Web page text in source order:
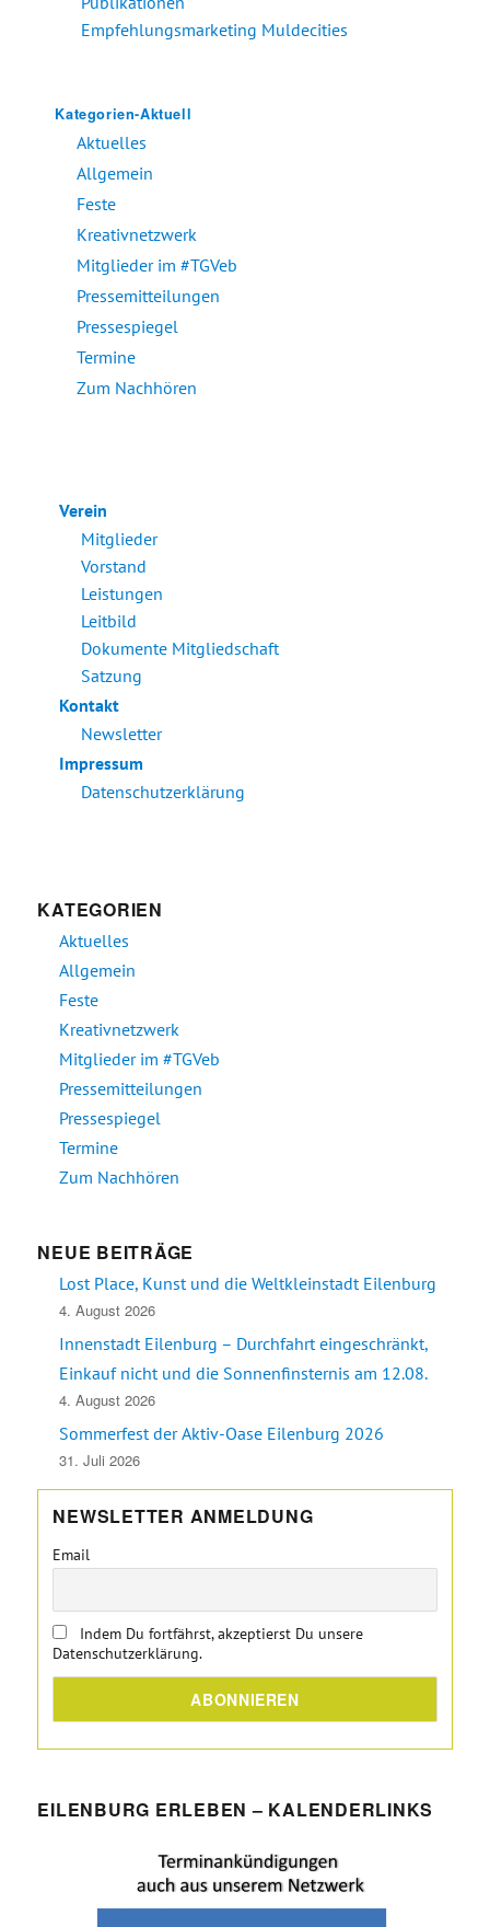
Empfehlungsmarketing Muldecities
Kategorien-Aktuell
Aktuelles
Allgemein
Feste
Kreativnetzwerk
Mitglieder im #TGVeb
Pressemitteilungen
Pressespiegel
Termine
Zum Nachhören
Verein
Mitglieder
Vorstand
Leistungen
Leitbild
Dokumente Mitgliedschaft
Satzung
Kontakt
Newsletter
Impressum
Datenschutzerklärung
KATEGORIEN
Aktuelles
Allgemein
Feste
Kreativnetzwerk
Mitglieder im #TGVeb
Pressemitteilungen
Pressespiegel
Termine
Zum Nachhören
NEUE BEITRÄGE
Lost Place, Kunst und die Weltkleinstadt Eilenburg
4. August 2026
Innenstadt Eilenburg – Durchfahrt eingeschränkt,
Einkauf nicht und die Sonnenfinsternis am 12.08.
4. August 2026
Sommerfest der Aktiv-Oase Eilenburg 2026
31. Juli 2026
NEWSLETTER ANMELDUNG
Email
Indem Du fortfährst, akzeptierst Du unsere
Datenschutzerklärung.
EILENBURG ERLEBEN – KALENDERLINKS